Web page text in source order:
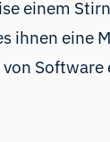
einem
ihnen eine